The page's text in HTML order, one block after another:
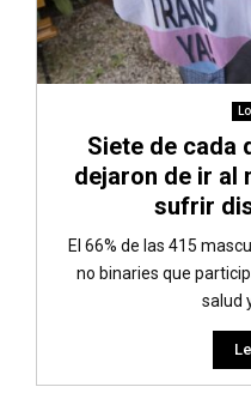
Siete de cada
dejaron de ir al
sufrir
El 66% de las 415
no binaries que
salud